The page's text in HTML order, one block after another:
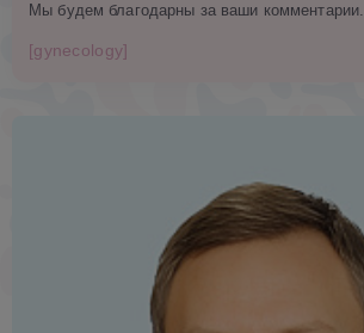
Мы будем благодарны за ваши комментарии.
[gynecology]